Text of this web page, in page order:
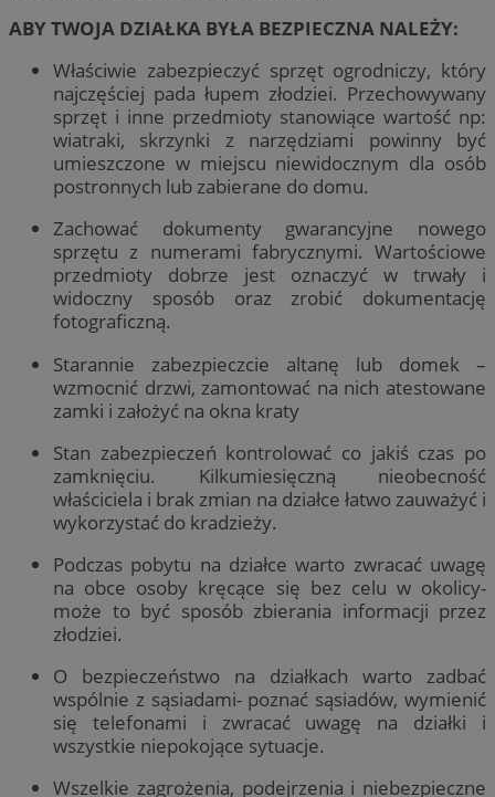
ABY TWOJA DZIAŁKA BYŁA BEZPIECZNA NALEŻY:
Właściwie zabezpieczyć sprzęt ogrodniczy, który
najczęściej pada łupem złodziei. Przechowywany
sprzęt i inne przedmioty stanowiące wartość np:
wiatraki, skrzynki z narzędziami powinny być
umieszczone w miejscu niewidocznym dla osób
postronnych lub zabierane do domu.
Zachować dokumenty gwarancyjne nowego
sprzętu z numerami fabrycznymi. Wartościowe
przedmioty dobrze jest oznaczyć w trwały i
widoczny sposób oraz zrobić dokumentację
fotograficzną.
Starannie zabezpieczcie altanę lub domek –
wzmocnić drzwi, zamontować na nich atestowane
zamki i założyć na okna kraty
Stan zabezpieczeń kontrolować co jakiś czas po
zamknięciu. Kilkumiesięczną nieobecność
właściciela i brak zmian na działce łatwo zauważyć i
wykorzystać do kradzieży.
Podczas pobytu na działce warto zwracać uwagę
na obce osoby kręcące się bez celu w okolicy-
może to być sposób zbierania informacji przez
złodziei.
O bezpieczeństwo na działkach warto zadbać
wspólnie z sąsiadami- poznać sąsiadów, wymienić
się telefonami i zwracać uwagę na działki i
wszystkie niepokojące sytuacje.
Wszelkie zagrożenia, podejrzenia i niebezpieczne